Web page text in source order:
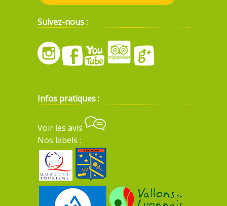
Suivez-nous :
Infos pratiques :
Voir les avis
Nos labels :